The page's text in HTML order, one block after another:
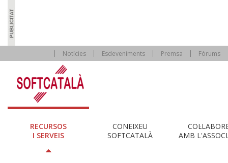
Notícies Esdeveniments Premsa Fòrums
RECURSOS
I SERVEIS
CONEIXEU
SOFTCATALÀ
AMB